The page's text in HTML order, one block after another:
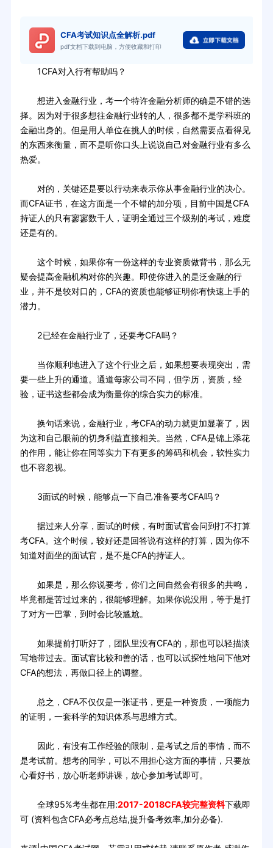
CFA考试知识点全解析.pdf
pdf文档下载到电脑，方便收藏和打印
1CFA对入行有帮助吗？
想进入金融行业，考一个特许金融分析师的确是不错的选
择。因为对于很多想往金融行业转的人，很多都不是学科班的
金融出身的。但是用人单位在挑人的时候，自然需要点看得见
的东西来衡量，而不是听你口头上说说自己对金融行业有多么
热爱。
对的，关键还是要以行动来表示你从事金融行业的决心。
而CFA证书，在这方面是一个不错的加分项，目前中国是CFA
持证人的只有寥寥数千人，证明全通过三个级别的考试，难度
还是有的。
这个时候，如果你有一份这样的专业资质做背书，那么无
疑会提高金融机构对你的兴趣。即使你进入的是泛金融的行
业，并不是较对口的，CFA的资质也能够证明你有快速上手的
潜力。
2已经在金融行业了，还要考CFA吗？
当你顺利地进入了这个行业之后，如果想要表现突出，需
要一些上升的通道。通道每家公司不同，但学历，资质，经
验，证书这些都会成为衡量你的综合实力的标准。
换句话来说，金融行业，考CFA的动力就更加显著了，因
为这和自己眼前的切身利益直接相关。当然，CFA是锦上添花
的作用，能让你在同等实力下有更多的筹码和机会，软性实力
也不容忽视。
3面试的时候，能够点一下自己准备要考CFA吗？
据过来人分享，面试的时候，有时面试官会问到打不打算
考CFA。这个时候，较好还是回答说有这样的打算，因为你不
知道对面坐的面试官，是不是CFA的持证人。
如果是，那么你说要考，你们之间自然会有很多的共鸣，
毕竟都是苦过过来的，很能够理解。如果你说没用，等于是打
了对方一巴掌，到时会比较尴尬。
如果提前打听好了，团队里没有CFA的，那也可以轻描淡
写地带过去。面试官比较和善的话，也可以试探性地问下他对
CFA的想法，再做口径上的调整。
总之，CFA不仅仅是一张证书，更是一种资质，一项能力
的证明，一套科学的知识体系与思维方式。
因此，有没有工作经验的限制，是考试之后的事情，而不
是考试前。想考的同学，可以不用担心这方面的事情，只要放
心看好书，放心听老师讲课，放心参加考试即可。
全球95%考生都在用:2017-2018CFA较完整资料下载即
可 (资料包含CFA必考点总结,提升备考效率,加分必备).